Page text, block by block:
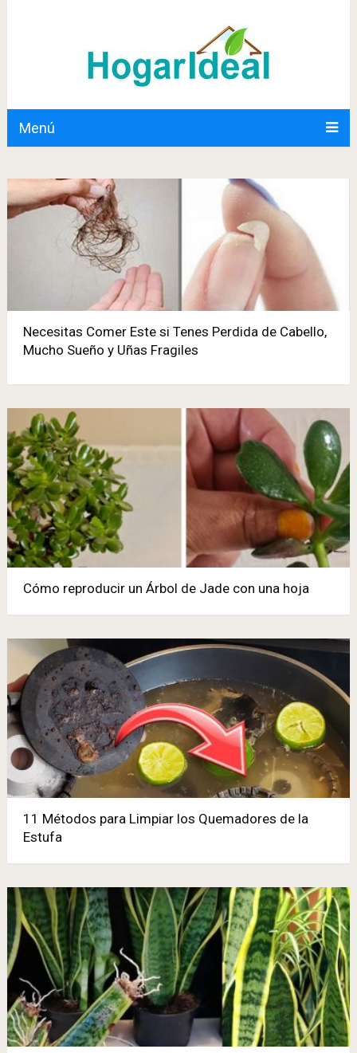
Menú
Necesitas Comer Este si Tenes Perdida de Cabello,
Mucho Sueño y Uñas Fragiles
Cómo reproducir un Árbol de Jade con una hoja
11 Métodos para Limpiar los Quemadores de la
Estufa